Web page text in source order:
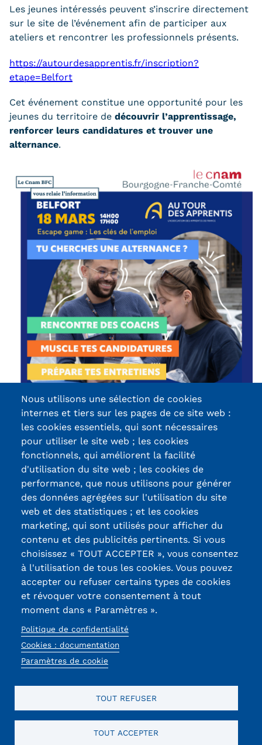
Modalités de financement
Infos entreprises
Accueillir un alternant ?
Taxe d'apprentissage
Infos enseignants
Être enseignant au Cnam
Liste des partenaires
Communication
Kits communications Cnam
Prospect
Fiche contact salons, forums,
JPO
Les jeunes intéressés peuvent s’inscrire directement
sur le site de l’événement afin de participer aux
ateliers et rencontrer les professionnels présents.
https://autourdesapprentis.fr/inscription?
etape=Belfort
Cet événement constitue une opportunité pour les
jeunes du territoire de découvrir l’apprentissage,
renforcer leurs candidatures et trouver une
alternance.
13, Rue Ernest
Thierry-Mieg
90010 BELFORT
Cedex
03 84 58 33 10
Réseaux
sociaux
Certifications /
Labels qualité
RGPD
Nous utilisons une sélection de cookies
internes et tiers sur les pages de ce site web :
les cookies essentiels, qui sont nécessaires
pour utiliser le site web ; les cookies
fonctionnels, qui améliorent la facilité
d'utilisation du site web ; les cookies de
performance, que nous utilisons pour générer
des données agrégées sur l'utilisation du site
web et des statistiques ; et les cookies
marketing, qui sont utilisés pour afficher du
contenu et des publicités pertinents. Si vous
choisissez « TOUT ACCEPTER », vous consentez
à l'utilisation de tous les cookies. Vous pouvez
accepter ou refuser certains types de cookies
et révoquer votre consentement à tout
moment dans « Paramètres ».
Politique de confidentialité
Cookies : documentation
Paramètres de cookie
TOUT REFUSER
TOUT ACCEPTER